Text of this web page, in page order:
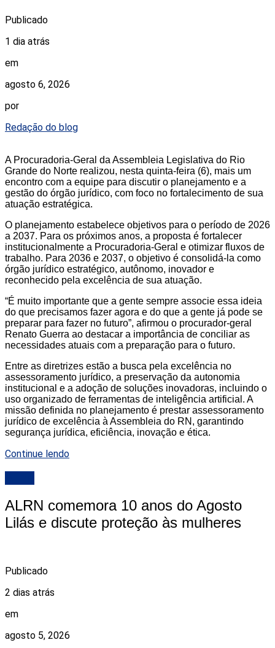
Publicado
1 dia atrás
em
agosto 6, 2026
por
Redação do blog
A Procuradoria-Geral da Assembleia Legislativa do Rio
Grande do Norte realizou, nesta quinta-feira (6), mais um
encontro com a equipe para discutir o planejamento e a
gestão do órgão jurídico, com foco no fortalecimento de sua
atuação estratégica.
O planejamento estabelece objetivos para o período de 2026
a 2037. Para os próximos anos, a proposta é fortalecer
institucionalmente a Procuradoria-Geral e otimizar fluxos de
trabalho. Para 2036 e 2037, o objetivo é consolidá-la como
órgão jurídico estratégico, autônomo, inovador e
reconhecido pela excelência de sua atuação.
“É muito importante que a gente sempre associe essa ideia
do que precisamos fazer agora e do que a gente já pode se
preparar para fazer no futuro”, afirmou o procurador-geral
Renato Guerra ao destacar a importância de conciliar as
necessidades atuais com a preparação para o futuro.
Entre as diretrizes estão a busca pela excelência no
assessoramento jurídico, a preservação da autonomia
institucional e a adoção de soluções inovadoras, incluindo o
uso organizado de ferramentas de inteligência artificial. A
missão definida no planejamento é prestar assessoramento
jurídico de excelência à Assembleia do RN, garantindo
segurança jurídica, eficiência, inovação e ética.
Continue lendo
ALRN comemora 10 anos do Agosto
Lilás e discute proteção às mulheres
Publicado
2 dias atrás
em
agosto 5, 2026